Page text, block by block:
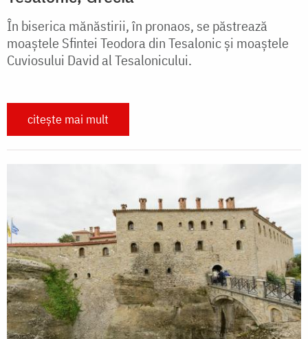
În biserica mănăstirii, în pronaos, se păstrează
moaştele Sfintei Teodora din Tesalonic şi moaştele
Cuviosului David al Tesalonicului.
citește mai mult